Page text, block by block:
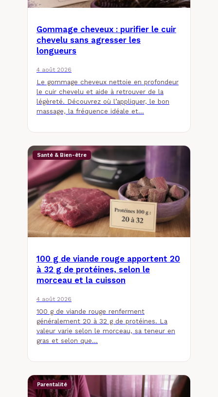
Gommage cheveux : purifier le cuir
chevelu sans agresser les
longueurs
4 août 2026
Le gommage cheveux nettoie en profondeur
le cuir chevelu et aide à retrouver de la
légèreté. Découvrez où l’appliquer, le bon
massage, la fréquence idéale et…
Santé & Bien-être
100 g de viande rouge apportent 20
à 32 g de protéines, selon le
morceau et la cuisson
4 août 2026
100 g de viande rouge renferment
généralement 20 à 32 g de protéines. La
valeur varie selon le morceau, sa teneur en
gras et selon que…
Parentalité